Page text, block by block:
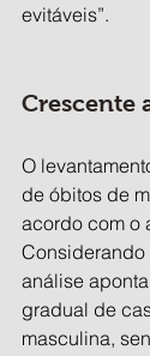
evitáveis”.
Crescente
O
de óbitos de
acordo com o
Considerando
análise
gradual de
masculina,